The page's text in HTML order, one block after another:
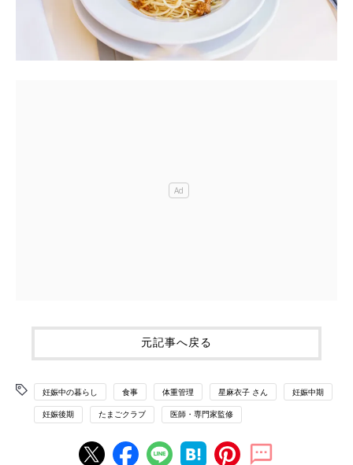
元記事へ戻る
妊娠中の暮らし 食事 体重管理 星麻衣子 さん 妊娠中期
妊娠後期 たまごクラブ 医師・専門家監修